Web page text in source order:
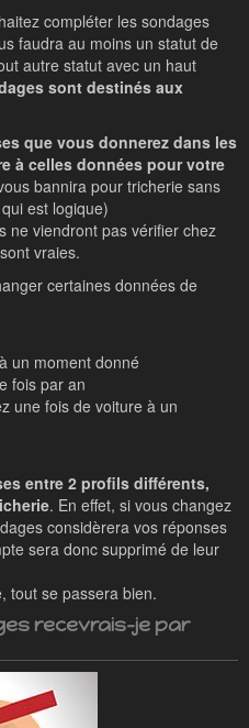
compléter les sondages
faudra au moins un statut de
autre statut avec un haut
sont destinés aux
que vous donnerez dans les
à celles données pour votre
bannira pour tricherie sans
est logique)
ne viendront pas vérifier chez
vraies.
certaines données de
un moment donné
fois par an
une fois de voiture à un
entre 2 profils différents,
. En effet, si vous changez
considèrera vos réponses
sera donc supprimé de leur
tout se passera bien.
recevrais-je par